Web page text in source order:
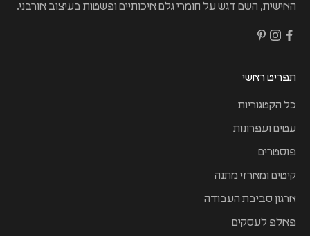
האישית, השם דגש על חומרי גלם איכותיים ופשטות בעיצוב אורבני.
תפריט ראשי
כל הקטגוריות
עטים ועפרונות
פוסטרים
קיטים ומארזי מתנה
ארגון סביבת העבודה
פאלפ לעסקים